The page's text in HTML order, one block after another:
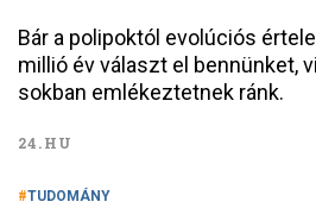
Bár a polipoktól evolúciós
millió év választ el bennünket,
sokban emlékeztetnek ránk.
24.HU
TUDOMÁNY